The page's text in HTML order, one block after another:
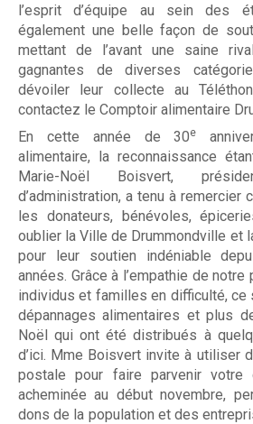
Recevoir
Dépannage alimentaire
Campagne de financement
Nos partenaires
Résultats annuels
Activités de
campagne annuelle
l’esprit d’équipe au sein des
également une belle façon de
mettant de l’avant une saine
gagnantes de diverses
dévoiler leur collecte au
contactez le Comptoir alimentaire
En cette année de 30e
alimentaire, la reconnaissance
Marie-Noël Boisvert,
d’administration, a tenu à remercier
les donateurs, bénévoles,
oublier la Ville de Drummondville et
pour leur soutien indéniable
années. Grâce à l’empathie de
individus et familles en difficulté, ce
dépannages alimentaires et plus
Noël qui ont été distribués à
d’ici. Mme Boisvert invite à utiliser
postale pour faire parvenir votre
acheminée au début novembre,
dons de la population et des